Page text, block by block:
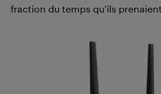
fraction du temps qu’ils